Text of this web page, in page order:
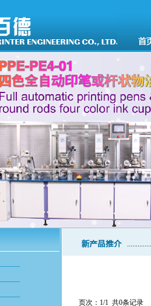
页次：1/1 共0条记录